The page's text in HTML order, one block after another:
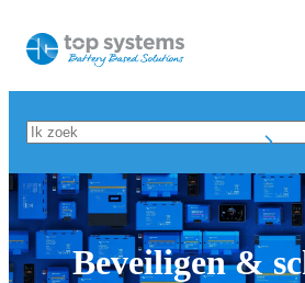
Beveiligen &